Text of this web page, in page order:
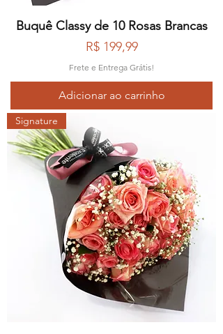
Buquê Classy de 10 Rosas Brancas
Preço
R$ 199,99
Frete e Entrega Grátis!
Adicionar ao carrinho
Signature